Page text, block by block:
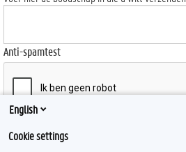
Anti-spamtest
Send
English
Cookie settings